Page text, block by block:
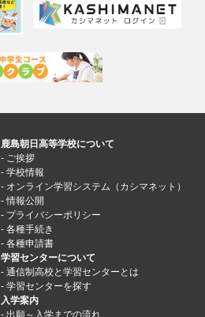
鹿島朝日高等学校について
ご挨拶
学校情報
オンライン学習システム（カシマネット）
情報公開
プライバシーポリシー
各種手続き
各種申請書
学習センターについて
通信制高校と学習センターとは
学習センターを探す
入学案内
出願～入学までの流れ